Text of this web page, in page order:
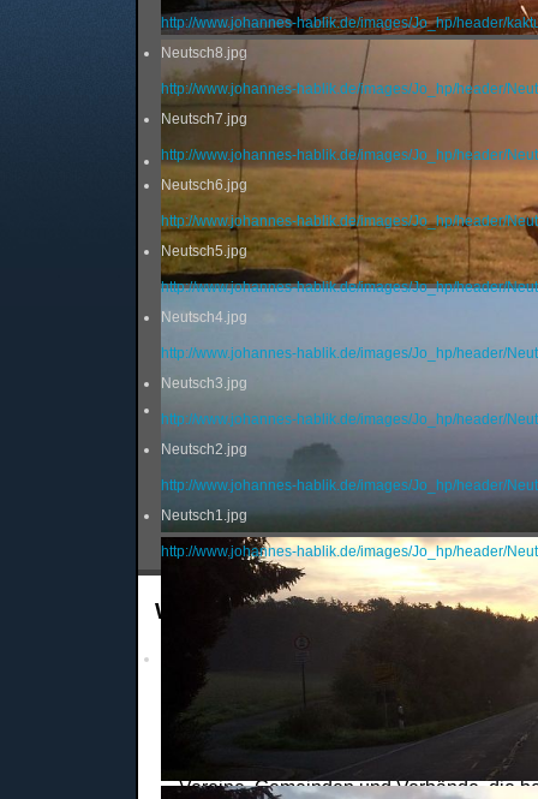
http://www.johannes-hablik.de/images/Jo_hp/header/
Neutsch8.jpg
http://www.johannes-hablik.de/images/Jo_hp/header/
Neutsch7.jpg
http://www.johannes-hablik.de/images/Jo_hp/header/
Neutsch6.jpg
http://www.johannes-hablik.de/images/Jo_hp/header/
Neutsch5.jpg
http://www.johannes-hablik.de/images/Jo_hp/header/
Neutsch4.jpg
http://www.johannes-hablik.de/images/Jo_hp/header/
Neutsch3.jpg
http://www.johannes-hablik.de/images/Jo_hp/header/
Neutsch2.jpg
http://www.johannes-hablik.de/images/Jo_hp/header/
Neutsch1.jpg
http://www.johannes-hablik.de/images/Jo_hp/header/
Wir suchen
Menschen, die sich als Multiplikatoren in
beruflichen Netzwerken für Johannes
Personen, die zur Mitarbeit in der
Vereine, Gemeinden und Verbände, die